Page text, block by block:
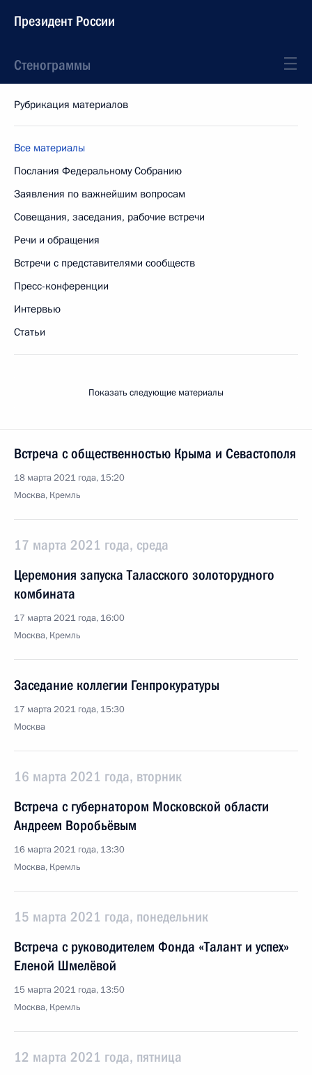
Президент России
Стенограммы
Рубрикация материалов
Все материалы
Послания Федеральному Собранию
Заявления по важнейшим вопросам
Совещания, заседания, рабочие встречи
Речи и обращения
Встречи с представителями сообществ
Пресс-конференции
Интервью
Статьи
Показать следующие материалы
Встреча с общественностью Крыма и Севастополя
18 марта 2021 года, 15:20
Москва, Кремль
17 марта 2021 года, среда
Церемония запуска Таласского золоторудного
комбината
17 марта 2021 года, 16:00
Москва, Кремль
Заседание коллегии Генпрокуратуры
17 марта 2021 года, 15:30
Москва
16 марта 2021 года, вторник
Встреча с губернатором Московской области
Андреем Воробьёвым
16 марта 2021 года, 13:30
Москва, Кремль
15 марта 2021 года, понедельник
Встреча с руководителем Фонда «Талант и успех»
Еленой Шмелёвой
15 марта 2021 года, 13:50
Москва, Кремль
12 марта 2021 года, пятница